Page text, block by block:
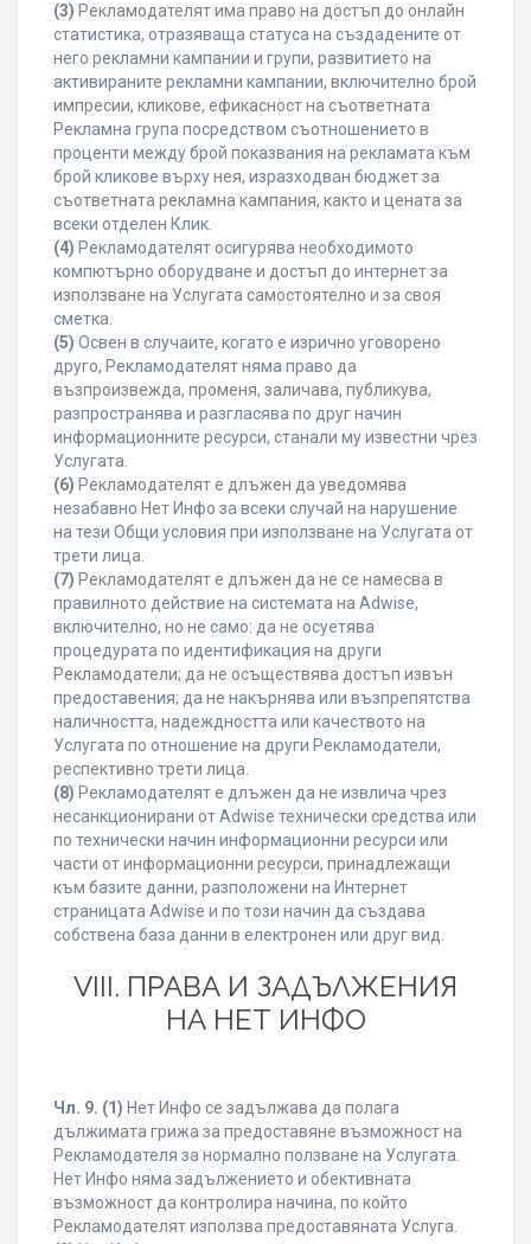
(3) Рекламодателят има право на достъп до онлайн
статистика, отразяваща статуса на създадените от
него рекламни кампании и групи, развитието на
активираните рекламни кампании, включително брой
импресии, кликове, ефикасност на съответната
Рекламна група посредством съотношението в
проценти между брой показвания на рекламата към
брой кликове върху нея, изразходван бюджет за
съответната рекламна кампания, както и цената за
всеки отделен Клик.
(4) Рекламодателят осигурява необходимото
компютърно оборудване и достъп до интернет за
използване на Услугата самостоятелно и за своя
сметка.
(5) Освен в случаите, когато е изрично уговорено
друго, Рекламодателят няма право да
възпроизвежда, променя, заличава, публикува,
разпространява и разгласява по друг начин
информационните ресурси, станали му известни чрез
Услугата.
(6) Рекламодателят е длъжен да уведомява
незабавно Нет Инфо за всеки случай на нарушение
на тези Общи условия при използване на Услугата от
трети лица.
(7) Рекламодателят е длъжен да не се намесва в
правилното действие на системата на Adwise,
включително, но не само: да не осуетява
процедурата по идентификация на други
Рекламодатели; да не осъществява достъп извън
предоставения; да не накърнява или възпрепятства
наличността, надеждността или качеството на
Услугата по отношение на други Рекламодатели,
респективно трети лица.
(8) Рекламодателят е длъжен да не извлича чрез
несанкционирани от Adwise технически средства или
по технически начин информационни ресурси или
части от информационни ресурси, принадлежащи
към базите данни, разположени на Интернет
страницата Adwise и по този начин да създава
собствена база данни в електронен или друг вид.
VIII. ПРАВА И ЗАДЪЛЖЕНИЯ
НА НЕТ ИНФО
Чл. 9. (1) Нет Инфо се задължава да полага
дължимата грижа за предоставяне възможност на
Рекламодателя за нормално ползване на Услугата.
Нет Инфо няма задължението и обективната
възможност да контролира начина, по който
Рекламодателят използва предоставяната Услуга.